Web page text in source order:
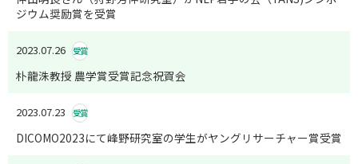
ジウム奨励賞を受賞
2023.07.26 受賞
朴龍洙教授 農学賞受賞記念祝賀会
2023.07.23 受賞
DICOMO2023にて峰野研究室の学生がヤングリサーチャー賞受賞